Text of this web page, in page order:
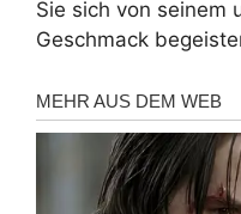
Sie sich von seinem
Geschmack